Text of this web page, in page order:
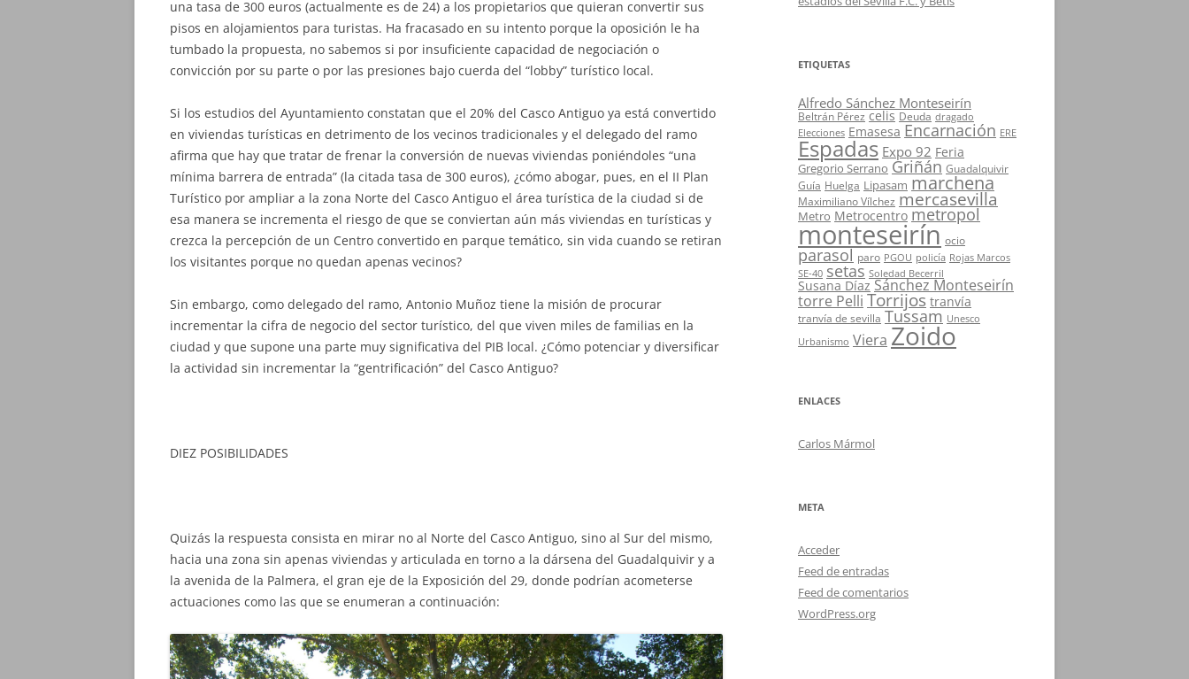
una tasa de 300 euros (actualmente es de 24) a los propietarios que quieran convertir sus
pisos en alojamientos para turistas. Ha fracasado en su intento porque la oposición le ha
tumbado la propuesta, no sabemos si por insuficiente capacidad de negociación o
convicción por su parte o por las presiones bajo cuerda del “lobby” turístico local.
Si los estudios del Ayuntamiento constatan que el 20% del Casco Antiguo ya está convertido
en viviendas turísticas en detrimento de los vecinos tradicionales y el delegado del ramo
afirma que hay que tratar de frenar la conversión de nuevas viviendas poniéndoles “una
mínima barrera de entrada” (la citada tasa de 300 euros), ¿cómo abogar, pues, en el II Plan
Turístico por ampliar a la zona Norte del Casco Antiguo el área turística de la ciudad si de
esa manera se incrementa el riesgo de que se conviertan aún más viviendas en turísticas y
crezca la percepción de un Centro convertido en parque temático, sin vida cuando se retiran
los visitantes porque no quedan apenas vecinos?
Sin embargo, como delegado del ramo, Antonio Muñoz tiene la misión de procurar
incrementar la cifra de negocio del sector turístico, del que viven miles de familias en la
ciudad y que supone una parte muy significativa del PIB local. ¿Cómo potenciar y diversificar
la actividad sin incrementar la “gentrificación” del Casco Antiguo?
DIEZ POSIBILIDADES
Quizás la respuesta consista en mirar no al Norte del Casco Antiguo, sino al Sur del mismo,
hacia una zona sin apenas viviendas y articulada en torno a la dársena del Guadalquivir y a
la avenida de la Palmera, el gran eje de la Exposición del 29, donde podrían acometerse
actuaciones como las que se enumeran a continuación:
ETIQUETAS
Alfredo Sánchez Monteseirín
Beltrán Pérez celis Deuda dragado
Elecciones Emasesa Encarnación ERE
Espadas Expo 92 Feria
Gregorio Serrano Griñán Guadalquivir
Guía Huelga Lipasam marchena
Maximiliano Vílchez mercasevilla
Metro Metrocentro metropol
monteseirín ocio
parasol paro PGOU policía Rojas Marcos
SE-40 setas Soledad Becerril
Susana Díaz Sánchez Monteseirín
torre Pelli Torrijos tranvía
tranvía de sevilla Tussam Unesco
Urbanismo Viera Zoido
ENLACES
Carlos Mármol
META
Acceder
Feed de entradas
Feed de comentarios
WordPress.org